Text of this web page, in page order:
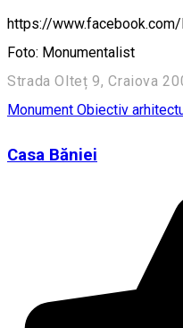
https://
Foto: Monumentalist
Strada Olteț 9, Craiova
Monument Obiectiv
Casa Băniei